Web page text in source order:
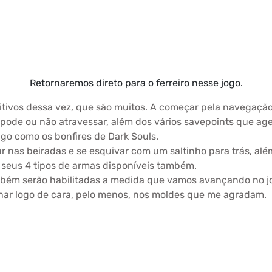
Retornaremos direto para o ferreiro nesse jogo.
dessa vez, que são muitos. A começar pela
ou não atravessar, além dos vários savepoints que
como os bonfires de Dark Souls.
nas beiradas e se esquivar com um saltinho para trás,
4 tipos de armas disponíveis também.
serão habilitadas a medida que vamos avançando no
logo de cara, pelo menos, nos moldes que me agradam.